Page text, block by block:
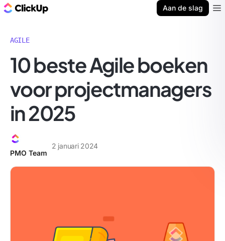
Aan de slag
AGILE
10 beste Agile boeken
voor projectmanagers
in 2025
PMO Team
2 januari 2024